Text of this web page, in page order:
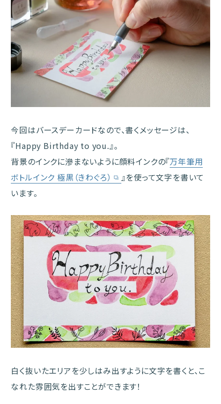
今回はバースデーカードなので、書くメッセージは、
『Happy Birthday to you.』。
背景のインクに滲まないように顔料インクの『万年筆用
ボトルインク 極黒（きわぐろ）
』を使って文字を書いて
います。
白く抜いたエリアを少しはみ出すように文字を書くと、こ
なれた雰囲気を出すことができます！